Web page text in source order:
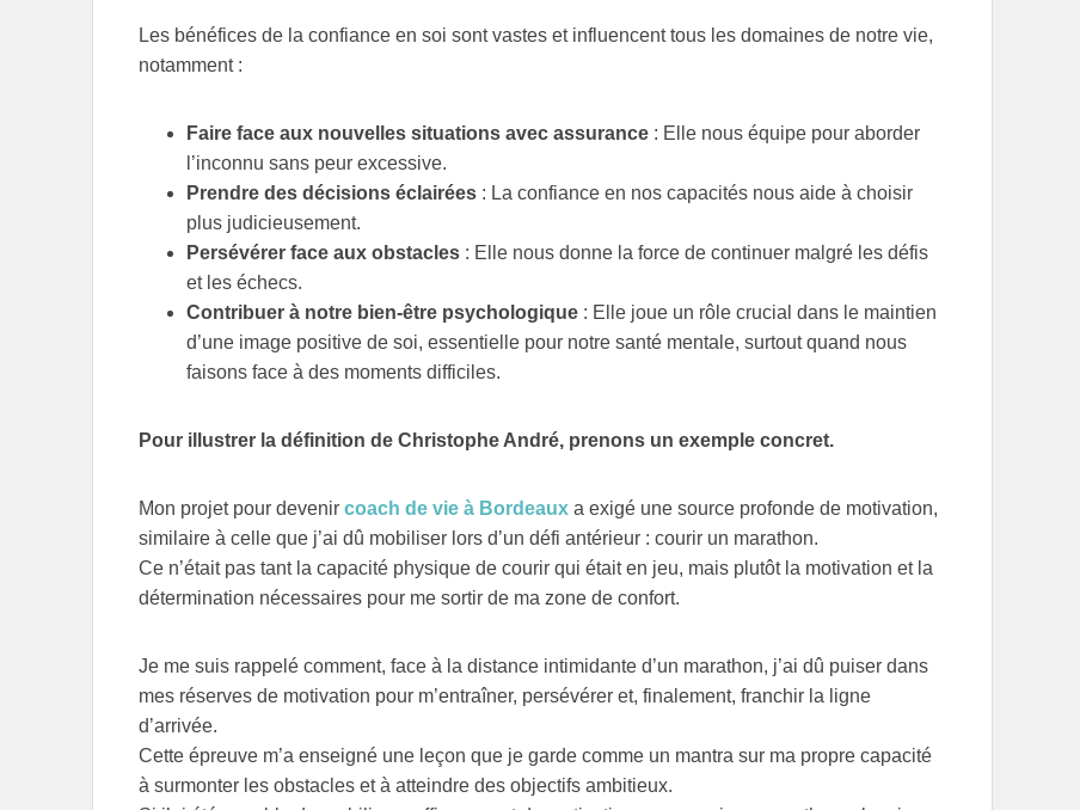
Les bénéfices de la confiance en soi sont vastes et influencent tous les domaines de notre vie,
notamment :
Faire face aux nouvelles situations avec assurance : Elle nous équipe pour aborder
l’inconnu sans peur excessive.
Prendre des décisions éclairées : La confiance en nos capacités nous aide à choisir
plus judicieusement.
Persévérer face aux obstacles : Elle nous donne la force de continuer malgré les défis
et les échecs.
Contribuer à notre bien-être psychologique : Elle joue un rôle crucial dans le maintien
d’une image positive de soi, essentielle pour notre santé mentale, surtout quand nous
faisons face à des moments difficiles.
Pour illustrer la définition de Christophe André, prenons un exemple concret.
Mon projet pour devenir coach de vie à Bordeaux a exigé une source profonde de motivation,
similaire à celle que j’ai dû mobiliser lors d’un défi antérieur : courir un marathon.
Ce n’était pas tant la capacité physique de courir qui était en jeu, mais plutôt la motivation et la
détermination nécessaires pour me sortir de ma zone de confort.
Je me suis rappelé comment, face à la distance intimidante d’un marathon, j’ai dû puiser dans
mes réserves de motivation pour m’entraîner, persévérer et, finalement, franchir la ligne
d’arrivée.
Cette épreuve m’a enseigné une leçon que je garde comme un mantra sur ma propre capacité
à surmonter les obstacles et à atteindre des objectifs ambitieux.